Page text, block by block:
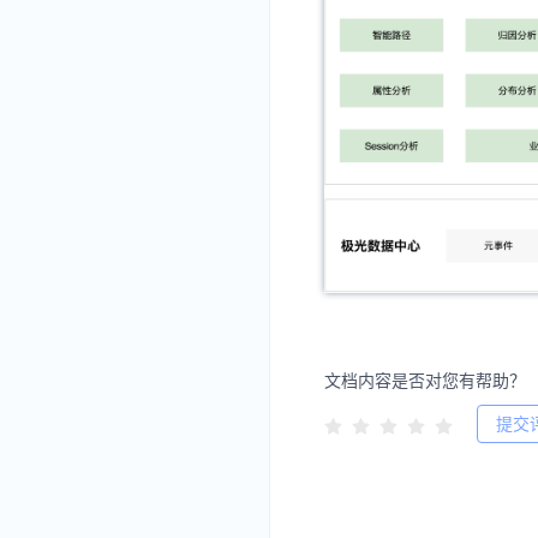
文档内容是否对您有帮助？
提交